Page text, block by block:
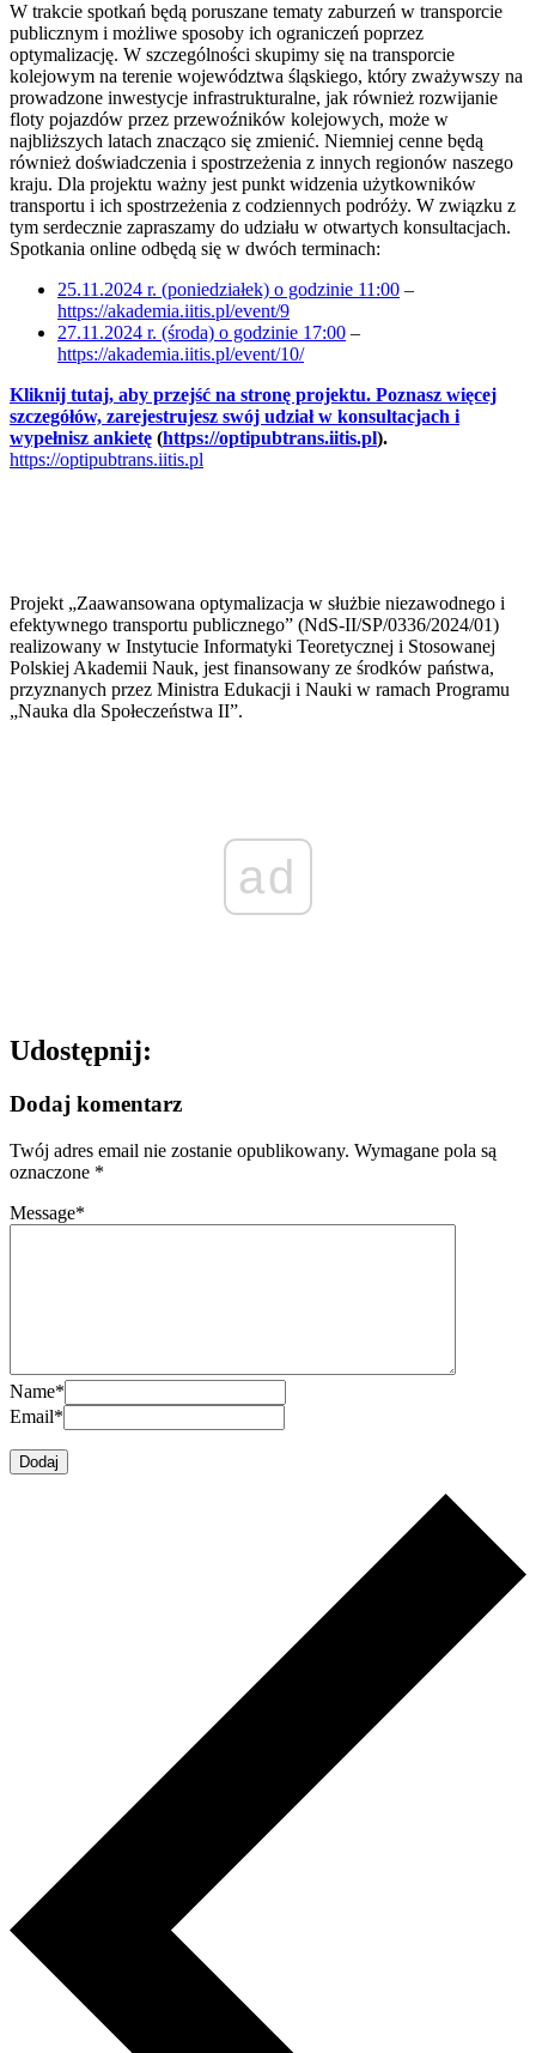
W trakcie spotkań będą poruszane tematy zaburzeń w transporcie
publicznym i możliwe sposoby ich ograniczeń poprzez
optymalizację. W szczególności skupimy się na transporcie
kolejowym na terenie województwa śląskiego, który zważywszy na
prowadzone inwestycje infrastrukturalne, jak również rozwijanie
floty pojazdów przez przewoźników kolejowych, może w
najbliższych latach znacząco się zmienić. Niemniej cenne będą
również doświadczenia i spostrzeżenia z innych regionów naszego
kraju. Dla projektu ważny jest punkt widzenia użytkowników
transportu i ich spostrzeżenia z codziennych podróży. W związku z
tym serdecznie zapraszamy do udziału w otwartych konsultacjach.
Spotkania online odbędą się w dwóch terminach:
25.11.2024 r. (poniedziałek) o godzinie 11:00 –
https://akademia.iitis.pl/event/9
27.11.2024 r. (środa) o godzinie 17:00 –
https://akademia.iitis.pl/event/10/
Kliknij tutaj, aby przejść na stronę projektu. Poznasz więcej
szczegółów, zarejestrujesz swój udział w konsultacjach i
wypełnisz ankietę (https://optipubtrans.iitis.pl).
https://optipubtrans.iitis.pl
Projekt „Zaawansowana optymalizacja w służbie niezawodnego i
efektywnego transportu publicznego” (NdS-II/SP/0336/2024/01)
realizowany w Instytucie Informatyki Teoretycznej i Stosowanej
Polskiej Akademii Nauk, jest finansowany ze środków państwa,
przyznanych przez Ministra Edukacji i Nauki w ramach Programu
„Nauka dla Społeczeństwa II”.
ad
Udostępnij:
Dodaj komentarz
Twój adres email nie zostanie opublikowany. Wymagane pola są
oznaczone *
Message*
Name*
Email*